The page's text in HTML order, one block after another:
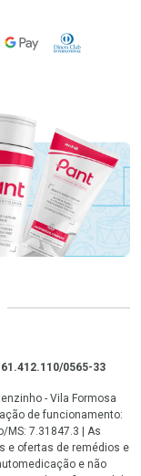
Google PayDiners Club
0565-33
- Vila Formosa
de funcionamento:
MS: 7.31847.3 | As
e ofertas de remédios e
e não